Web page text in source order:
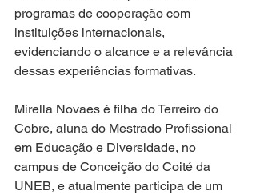
programas de cooperação com
instituições internacionais,
evidenciando o alcance e a relevância
dessas experiências formativas.
Mirella Novaes é filha do Terreiro do
Cobre, aluna do Mestrado Profissional
em Educação e Diversidade, no
campus de Conceição do Coité da
UNEB, e atualmente participa de um